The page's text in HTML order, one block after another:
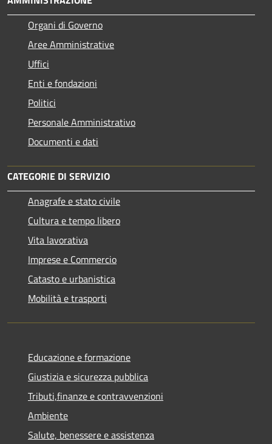
Organi di Governo
Aree Amministrative
Uffici
Enti e fondazioni
Politici
Personale Amministrativo
Documenti e dati
CATEGORIE DI SERVIZIO
Anagrafe e stato civile
Cultura e tempo libero
Vita lavorativa
Imprese e Commercio
Catasto e urbanistica
Mobilità e trasporti
Educazione e formazione
Giustizia e sicurezza pubblica
Tributi,finanze e contravvenzioni
Ambiente
Salute, benessere e assistenza